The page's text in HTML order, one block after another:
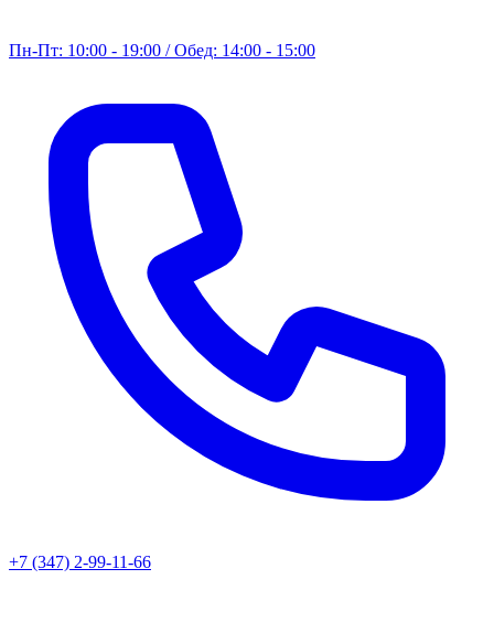
Пн-Пт: 10:00 - 19:00 / Обед: 14:00 - 15:00
+7 (347) 2-99-11-66